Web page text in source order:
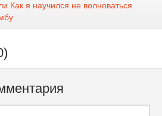
Как я научился не волноваться